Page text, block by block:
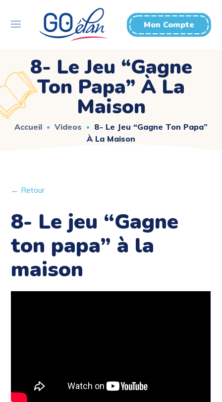
Mon Compte
8- Le Jeu “Gagne
Ton Papa” À La
Maison
Accueil Videos
8- Le Jeu “Gagne Ton Papa”
À La Maison
← Retour
8- Le jeu “Gagne
ton papa” à la
maison